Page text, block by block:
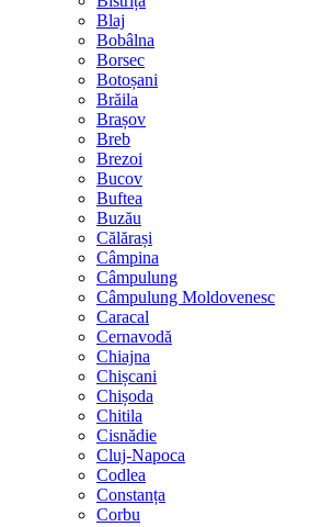
Blaj
Bobâlna
Borsec
Botoșani
Brăila
Brașov
Breb
Brezoi
Bucov
Buftea
Buzău
Călărași
Câmpina
Câmpulung
Câmpulung Moldovenesc
Caracal
Cernavodă
Chiajna
Chișcani
Chișoda
Chitila
Cisnădie
Cluj-Napoca
Codlea
Constanța
Corbu